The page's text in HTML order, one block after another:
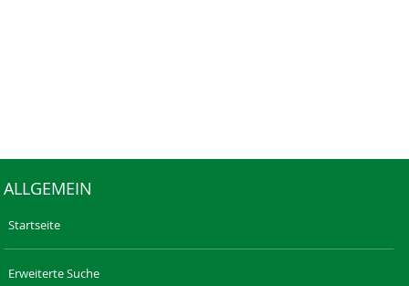
ALLGEMEIN
Startseite
Erweiterte Suche